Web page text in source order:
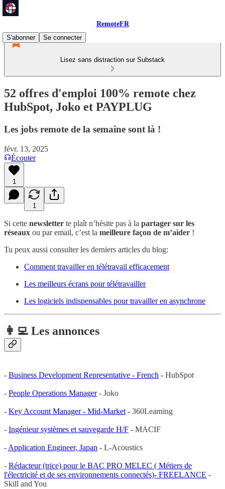
RemoteFR
S'abonner
Se connecter
Lisez sans distraction sur Substack
52 offres d'emploi 100% remote chez
HubSpot, Joko et PAYPLUG
Les jobs remote de la semaine sont là !
févr. 13, 2025
Écouter
1
1
Si cette newsletter te plaît n’hésite pas à la partager sur les
réseaux ou par email, c’est la meilleure façon de m’aider !
Tu peux aussi consulter les derniers articles du blog:
Comment travailler en télétravail efficacement
Les meilleurs écrans pour télétravailler
Les logiciels indispensables pour travailler en asynchrone
👩‍💻 Les annonces
- Business Development Representative - French - HubSpot
- People Operations Manager- Joko
- Key Account Manager - Mid-Market - 360Learning
- Ingénieur systèmes et sauvegarde H/F - MACIF
- Application Engineer, Japan - L-Acoustics
- Rédacteur (trice) pour le BAC PRO MELEC ( Métiers de
l'électricité et de ses environnements connectés)- FREELANCE -
Skill and You